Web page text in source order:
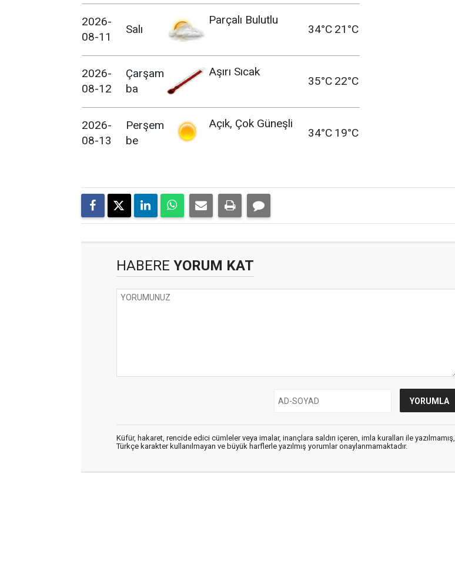
2026-
08-11
Salı
Parçalı Bulutlu
34°C 21°C
2026-
08-12
Çarşam
ba
Aşırı Sıcak
35°C 22°C
2026-
08-13
Perşem
be
Açık, Çok Güneşli
34°C 19°C
HABERE YORUM KAT
Küfür, hakaret, rencide edici cümleler veya imalar, inançlara saldırı içeren, imla kuralları ile yazılmamış,
Türkçe karakter kullanılmayan ve büyük harflerle yazılmış yorumlar onaylanmamaktadır.